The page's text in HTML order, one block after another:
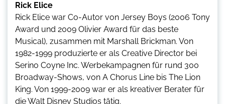
Rick Elice
Rick Elice war Co-Autor von Jersey Boys (2006 Tony
Award und 2009 Olivier Award für das beste
Musical), zusammen mit Marshall Brickman. Von
1982-1999 produzierte er als Creative Director bei
Serino Coyne Inc. Werbekampagnen für rund 300
Broadway-Shows, von A Chorus Line bis The Lion
King. Von 1999-2009 war er als kreativer Berater für
die Walt Disney Studios tätig.